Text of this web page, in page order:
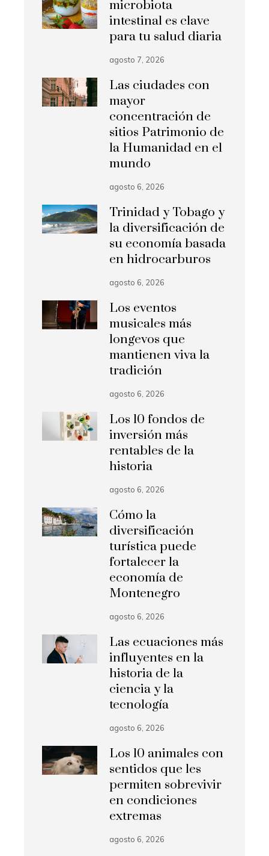
microbiota
intestinal es clave
para tu salud diaria
agosto 7, 2026
Las ciudades con
mayor
concentración de
sitios Patrimonio de
la Humanidad en el
mundo
agosto 6, 2026
Trinidad y Tobago y
la diversificación de
su economía basada
en hidrocarburos
agosto 6, 2026
Los eventos
musicales más
longevos que
mantienen viva la
tradición
agosto 6, 2026
Los 10 fondos de
inversión más
rentables de la
historia
agosto 6, 2026
Cómo la
diversificación
turística puede
fortalecer la
economía de
Montenegro
agosto 6, 2026
Las ecuaciones más
influyentes en la
historia de la
ciencia y la
tecnología
agosto 6, 2026
Los 10 animales con
sentidos que les
permiten sobrevivir
en condiciones
extremas
agosto 6, 2026